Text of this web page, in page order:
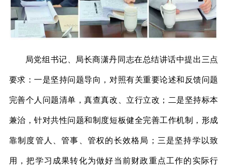
局党组书记、局长商潇丹同志在总结讲话中提出三点
要求：一是坚持问题导向，对照有关重要论述和反馈问题
完善个人问题清单，真查真改、立行立改；二是坚持标本
兼治，针对共性问题和制度短板健全完善工作机制，形成
靠制度管人、管事、管权的长效格局；三是坚持学以致
用，把学习成果转化为做好当前财政重点工作的实际行